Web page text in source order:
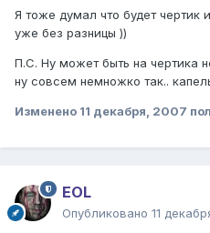
Я тоже думал что будет чертик
уже без разницы ))
П.С. Ну может быть на чертика
ну совсем немножко так..
Изменено 11 декабря, 2007
EOL
Опубликовано 11